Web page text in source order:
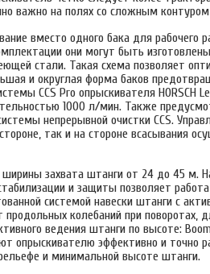
важно на полях со сложным
вместо одного бака для рабочего
они могут быть
стали. Такая схема позволяет
и округлая форма баков
CCS Pro опрыскивателя HORSCH
1000 л/мин. Также
непрерывной очистки CCS.
так и на стороне всасывания
ширины захвата штанги от 24 до 45 м.
и защиты позволяет
системой навески штанги с
колебаний при поворотах,
ведения штанги по высоте:
опрыскивателю эффективно и точно
и минимальной высоте штанги.